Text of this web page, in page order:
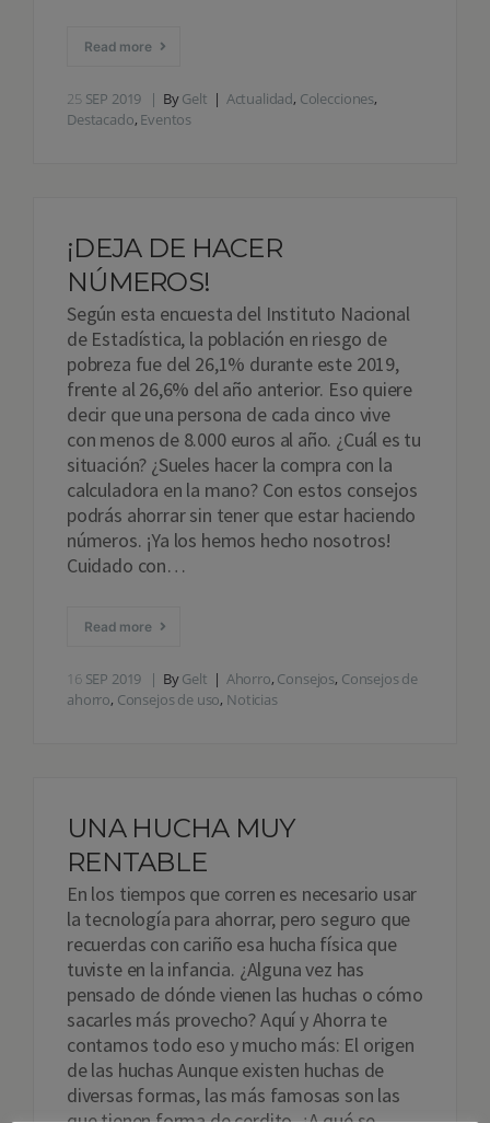
Read more
25 SEP 2019 ByGelt Actualidad, Colecciones,
Destacado, Eventos
¡DEJA DE HACER
NÚMEROS!
Según esta encuesta del Instituto Nacional
de Estadística, la población en riesgo de
pobreza fue del 26,1% durante este 2019,
frente al 26,6% del año anterior. Eso quiere
decir que una persona de cada cinco vive
con menos de 8.000 euros al año. ¿Cuál es tu
situación? ¿Sueles hacer la compra con la
calculadora en la mano? Con estos consejos
podrás ahorrar sin tener que estar haciendo
números. ¡Ya los hemos hecho nosotros!
Cuidado con…
Read more
16 SEP 2019 ByGelt Ahorro, Consejos, Consejos de
ahorro, Consejos de uso, Noticias
UNA HUCHA MUY
RENTABLE
En los tiempos que corren es necesario usar
la tecnología para ahorrar, pero seguro que
recuerdas con cariño esa hucha física que
tuviste en la infancia. ¿Alguna vez has
pensado de dónde vienen las huchas o cómo
sacarles más provecho? Aquí y Ahorra te
contamos todo eso y mucho más: El origen
de las huchas Aunque existen huchas de
diversas formas, las más famosas son las